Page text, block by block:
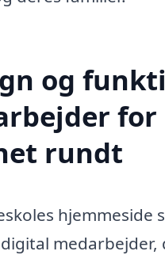
og
for
rundt
hjemmeside
medarbejder,